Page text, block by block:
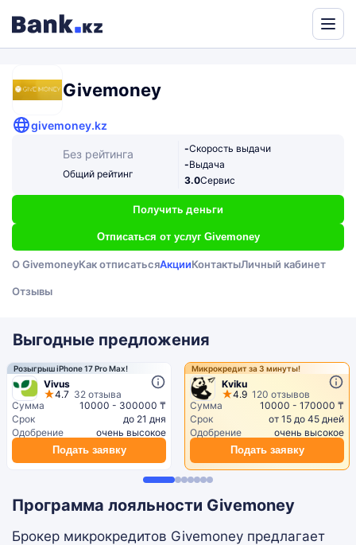
Givemoney
givemoney.kz
Без рейтинга
Общий рейтинг
-Скорость выдачи
-Выдача
3.0Сервис
Получить деньги
Отписаться от услуг Givemoney
О GivemoneyКак отписатьсяАкцииКонтактыЛичный кабинет
Отзывы
Выгодные предложения
Розыгрыш iPhone 17 Pro Max!
Vivus
4.7 32 отзыва
Сумма
10000 - 300000 ₸
Срок
до 21 дня
Одобрение
очень высокое
Подать заявку
Микрокредит за 3 минуты!
Kviku
4.9 120 отзывов
Сумма
10000 - 170000 ₸
Срок
от 15 до 45 дней
Одобрение
очень высокое
Подать заявку
Программа лояльности Givemoney
Брокер микрокредитов Givemoney предлагает